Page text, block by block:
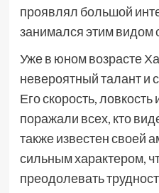
проявлял большой
занимался этим видом
Уже в юном возрасте
невероятный талант и
Его скорость,
поражали всех, кто
также известен своей
сильным характером,
преодолевать